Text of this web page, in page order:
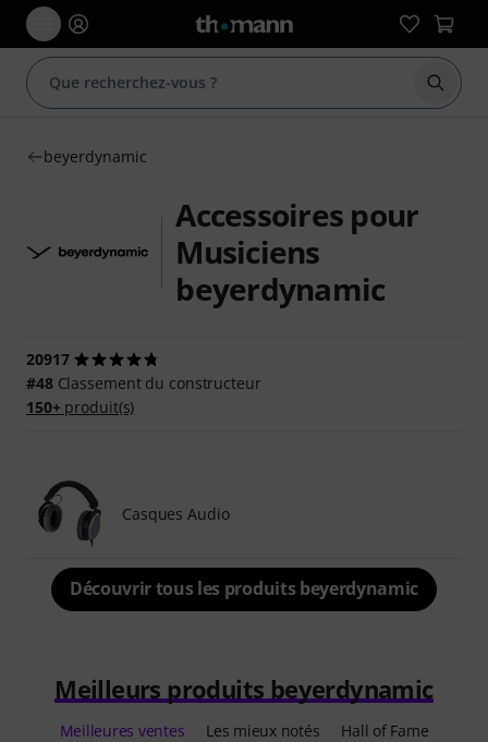
beyerdynamic
Accessoires pour
Musiciens
beyerdynamic
20917
#48Classement du constructeur
150+produit(s)
Casques Audio
Découvrir tous les produits beyerdynamic
Meilleurs produits beyerdynamic
Meilleures ventes Les mieux notés Hall of Fame